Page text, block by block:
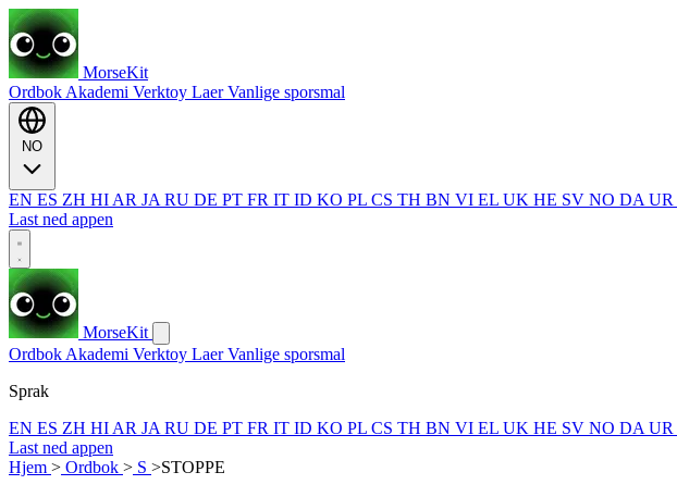
MorseKit
Ordbok Akademi Verktoy LaerVanlige sporsmal
EN ES ZH HI AR JA RU DE PT FR IT ID KO PL CS TH BN VI EL UK HE SV NO DA UR
Last ned appen
MorseKit
Ordbok Akademi Verktoy LaerVanlige sporsmal
Sprak
EN ES ZH HI AR JA RU DE PT FR IT ID KO PL CS TH BN VI EL UK HE SV NO DA UR
Last ned appen
Hjem > Ordbok > S >STOPPE